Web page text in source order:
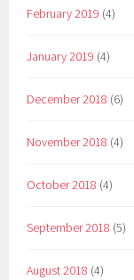
February 2019 (4)
January 2019 (4)
December 2018 (6)
November 2018 (4)
October 2018 (4)
September 2018 (5)
August 2018 (4)